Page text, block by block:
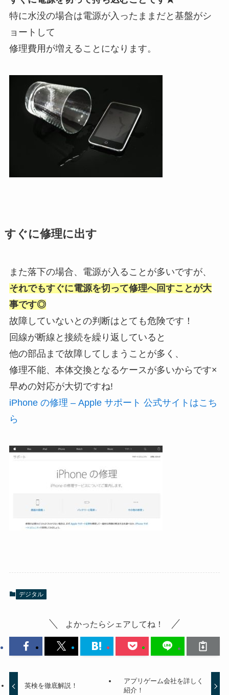
特に水没の場合は電源が入ったままだと基盤がシ
ョートして
修理費用が増えることになります。
すぐに修理に出す
また落下の場合、電源が入ることが多いですが、
それでもすぐに電源を切って修理へ回すことが大
事です◎
故障していないとの判断はとても危険です！
回線が断線と接続を繰り返していると
他の部品まで故障してしまうことが多く、
修理不能、本体交換となるケースが多いからです×
早めの対応が大切ですね!
iPhone の修理 – Apple サポート 公式サイトはこ ち
ら
デジタル
よかったらシェアしてね！
英検を徹底解説！
アプリゲーム会社を詳しく
紹介！